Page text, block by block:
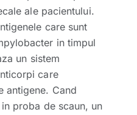
ale pacientului.
care sunt
in timpul
un sistem
care
antigene. Cand
proba de scaun, un